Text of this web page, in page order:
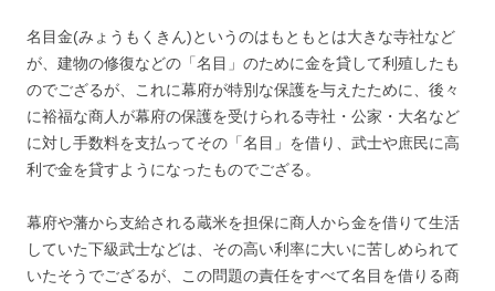
名目金(みょうもくきん)というのはもともとは大きな寺社など
が、建物の修復などの「名目」のために金を貸して利殖したも
のでござるが、これに幕府が特別な保護を与えたために、後々
に裕福な商人が幕府の保護を受けられる寺社・公家・大名など
に対し手数料を支払ってその「名目」を借り、武士や庶民に高
利で金を貸すようになったものでござる。
幕府や藩から支給される蔵米を担保に商人から金を借りて生活
していた下級武士などは、その高い利率に大いに苦しめられて
いたそうでござるが、この問題の責任をすべて名目を借りる商